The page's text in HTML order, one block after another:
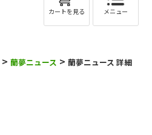
カートを見る メニュー
>蘭夢ニュース >蘭夢ニュース 詳細